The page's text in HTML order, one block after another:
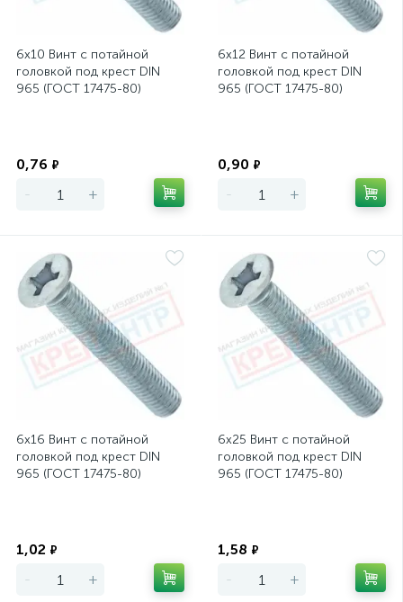
6х10 Винт с потайной
головкой под крест DIN
965 (ГОСТ 17475-80)
0,76 ₽
- +
6х12 Винт с потайной
головкой под крест DIN
965 (ГОСТ 17475-80)
0,90 ₽
- +
6х16 Винт с потайной
головкой под крест DIN
965 (ГОСТ 17475-80)
1,02 ₽
- +
6х25 Винт с потайной
головкой под крест DIN
965 (ГОСТ 17475-80)
1,58 ₽
- +